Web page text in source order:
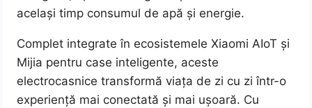
același timp consumul de apă și energie.
Complet integrate în ecosistemele Xiaomi AIoT și
Mijia pentru case inteligente, aceste
electrocasnice transformă viața de zi cu zi într-o
experiență mai conectată și mai ușoară. Cu